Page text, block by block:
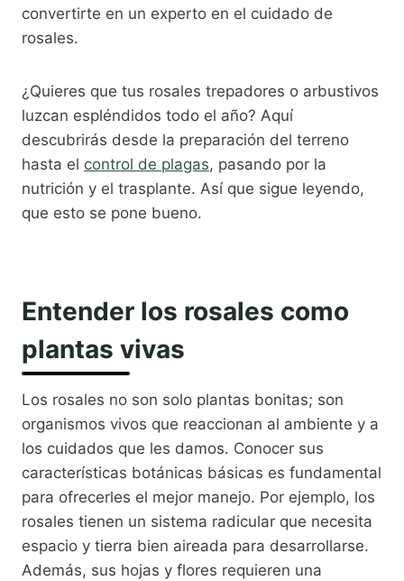
convertirte en un experto en el cuidado de
rosales.
¿Quieres que tus rosales trepadores o arbustivos
luzcan espléndidos todo el año? Aquí
descubrirás desde la preparación del terreno
hasta el control de plagas, pasando por la
nutrición y el trasplante. Así que sigue leyendo,
que esto se pone bueno.
Entender los rosales como
plantas vivas
Los rosales no son solo plantas bonitas; son
organismos vivos que reaccionan al ambiente y a
los cuidados que les damos. Conocer sus
características botánicas básicas es fundamental
para ofrecerles el mejor manejo. Por ejemplo, los
rosales tienen un sistema radicular que necesita
espacio y tierra bien aireada para desarrollarse.
Además, sus hojas y flores requieren una